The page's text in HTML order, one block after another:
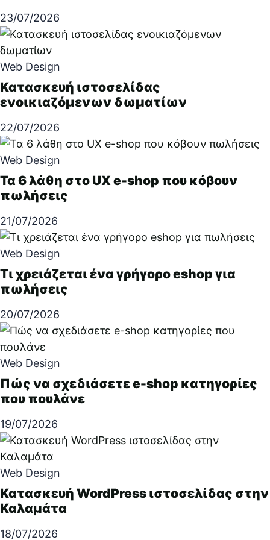
23/07/2026
Web Design
Κατασκευή ιστοσελίδας
ενοικιαζόμενων δωματίων
22/07/2026
Web Design
Τα 6 λάθη στο UX e-shop που κόβουν
πωλήσεις
21/07/2026
Web Design
Τι χρειάζεται ένα γρήγορο eshop για
πωλήσεις
20/07/2026
Web Design
Πώς να σχεδιάσετε e-shop κατηγορίες
που πουλάνε
19/07/2026
Web Design
Κατασκευή WordPress ιστοσελίδας στην
Καλαμάτα
18/07/2026